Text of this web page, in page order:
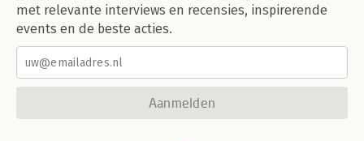
met relevante interviews en recensies, inspirerende
events en de beste acties.
Aanmelden